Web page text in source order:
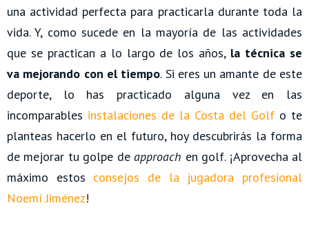
una actividad perfecta para practicarla durante toda la
vida. Y, como sucede en la mayoría de las actividades
que se practican a lo largo de los años, la técnica se
va mejorando con el tiempo. Si eres un amante de este
deporte, lo has practicado alguna vez en las
incomparables instalaciones de la Costa del Golf o te
planteas hacerlo en el futuro, hoy descubrirás la forma
de mejorar tu golpe deapproach en golf. ¡Aprovecha al
máximo estos consejos de la jugadora profesional
Noemí Jiménez!